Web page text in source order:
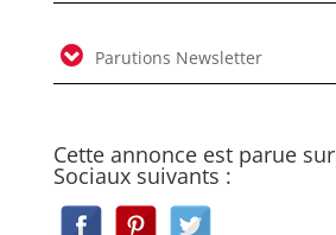
Parutions Newsletter
Cette annonce est parue
Sociaux suivants :